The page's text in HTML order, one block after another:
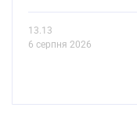
13.13
6 серпня 2026